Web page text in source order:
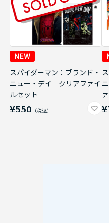
スパイダーマン：ブランド・
ニュー・デイ クリアファイ
ルセット
¥550